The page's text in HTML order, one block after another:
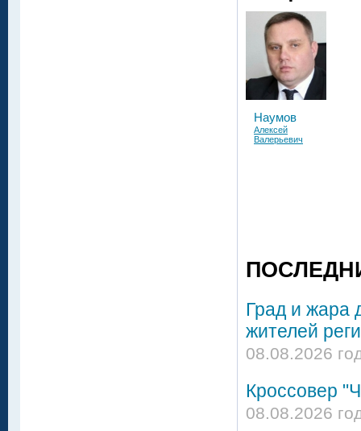
Наумов
Алексей
Валерьевич
Град и жара
жителей
08.08.2026
Кроссовер
08.08.2026